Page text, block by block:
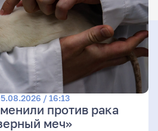
/ 16:13
против рака
меч»